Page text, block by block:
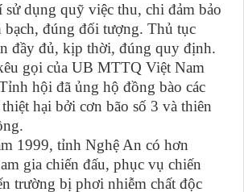
sử dụng quỹ việc thu, chi đảm bảo
đúng đối tượng. Thủ tục
đầy đủ, kịp thời, đúng quy định.
gọi của UB MTTQ Việt Nam
hội đã ủng hộ đồng bào các
hại bởi cơn bão số 3 và thiên
1999, tỉnh Nghệ An có hơn
gia chiến đấu, phục vụ chiến
trường bị phơi nhiễm chất độc